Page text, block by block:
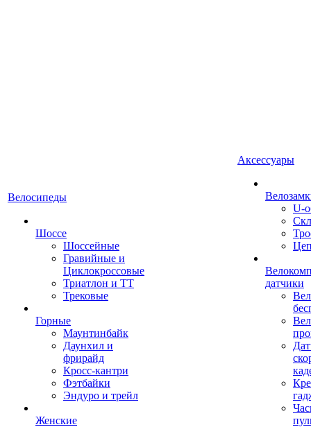
Велосипеды
Шоссе
Шоссейные
Гравийные и
Циклокроссовые
Триатлон и ТТ
Трековые
Горные
Маунтинбайк
Даунхил и
фрирайд
Кросс-кантри
Фэтбайки
Эндуро и трейл
Женские
Аксессуары
U-
датчики